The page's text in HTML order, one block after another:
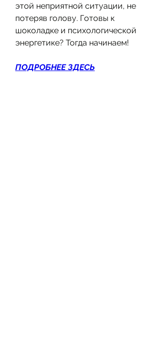
этой неприятной ситуации, не
потеряв голову. Готовы к
шоколадке и психологической
энергетике? Тогда начинаем!
ПОДРОБНЕЕ ЗДЕСЬ